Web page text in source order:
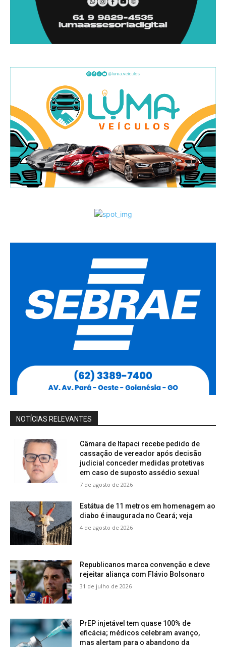
NOTÍCIAS RELEVANTES
Câmara de Itapaci recebe pedido de
cassação de vereador após decisão
judicial conceder medidas protetivas
em caso de suposto assédio sexual
7 de agosto de 2026
Estátua de 11 metros em homenagem ao
diabo é inaugurada no Ceará; veja
4 de agosto de 2026
Republicanos marca convenção e deve
rejeitar aliança com Flávio Bolsonaro
31 de julho de 2026
PrEP injetável tem quase 100% de
eficácia; médicos celebram avanço,
mas alertam para o abandono da